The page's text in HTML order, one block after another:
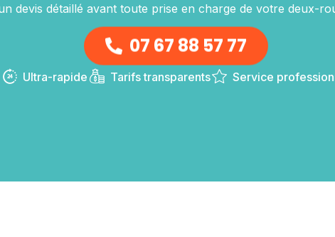
devis détaillé avant toute prise en charge de votre deux-
07 67 88 57 77
Ultra-rapide Tarifs transparents Service